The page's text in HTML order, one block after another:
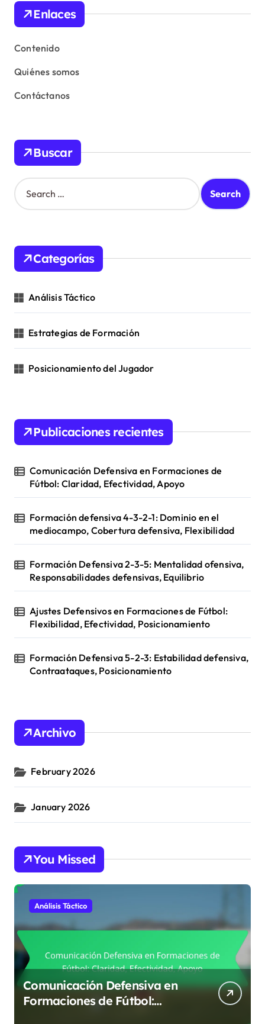
Enlaces
Contenido
Quiénes somos
Contáctanos
Buscar
S
e
h
o
:
Categorías
Análisis Táctico
Estrategias de Formación
Posicionamiento del Jugador
Publicaciones recientes
Comunicación Defensiva en Formaciones de
Fútbol: Claridad, Efectividad, Apoyo
Formación defensiva 4-3-2-1: Dominio en el
mediocampo, Cobertura defensiva, Flexibilidad
Formación Defensiva 2-3-5: Mentalidad ofensiva,
Responsabilidades defensivas, Equilibrio
Ajustes Defensivos en Formaciones de Fútbol:
Flexibilidad, Efectividad, Posicionamiento
Formación Defensiva 5-2-3: Estabilidad defensiva,
Contraataques, Posicionamiento
Archivo
February 2026
January 2026
You Missed
Análisis Táctico
Comunicación Defensiva en
Formaciones de Fútbol: